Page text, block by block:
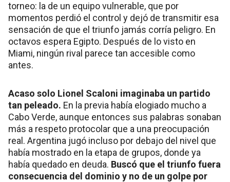
torneo: la de un equipo vulnerable, que por
momentos perdió el control y dejó de transmitir esa
sensación de que el triunfo jamás corría peligro. En
octavos espera Egipto. Después de lo visto en
Miami, ningún rival parece tan accesible como
antes.
Acaso solo Lionel Scaloni imaginaba un partido
tan peleado. En la previa había elogiado mucho a
Cabo Verde, aunque entonces sus palabras sonaban
más a respeto protocolar que a una preocupación
real. Argentina jugó incluso por debajo del nivel que
había mostrado en la etapa de grupos, donde ya
había quedado en deuda. Buscó que el triunfo fuera
consecuencia del dominio y no de un golpe por